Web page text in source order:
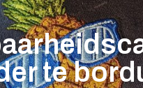
te